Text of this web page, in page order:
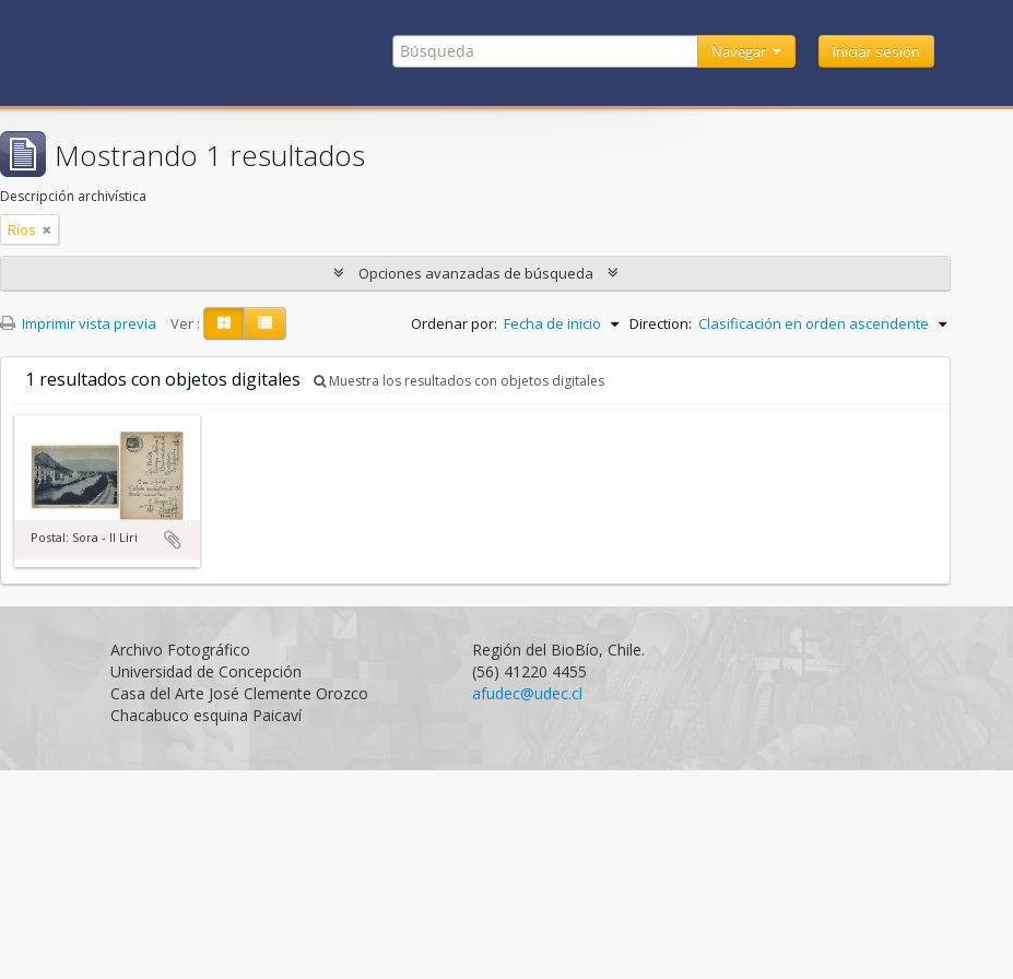
Iniciar sesión
Navegar
Mostrando 1 resultados
Descripción archivística
Ríos
Opciones avanzadas de búsqueda
Imprimir vista previa Ver : Ordenar por: Fecha de inicio Direction: Clasificación en orden ascendente
1 resultados con objetos digitales Muestra los resultados con objetos digitales
Postal: Sora - Il Liri
Archivo Fotográfico
Universidad de Concepción
Casa del Arte José Clemente Orozco
Chacabuco esquina Paicaví
Región del BioBío, Chile.
(56) 41220 4455
afudec@udec.cl